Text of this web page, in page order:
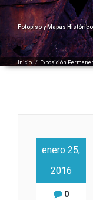
Fotopiso y Mapas
Inicio / Exposición
enero 25,
2016
0